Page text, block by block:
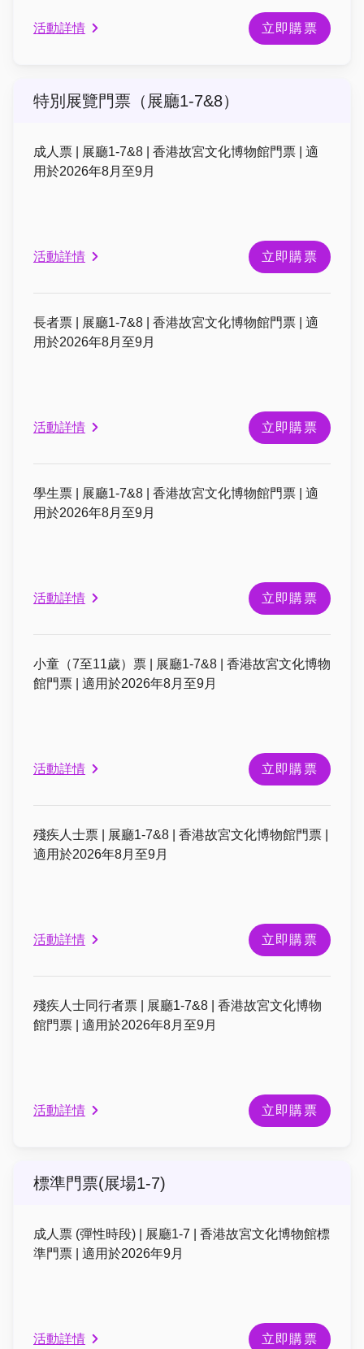
活動詳情 立即購票
特別展覽門票（展廳1-7&8）
成人票 | 展廳1-7&8 | 香港故宮文化博物館門票 | 適
用於2026年8月至9月
活動詳情 立即購票
長者票 | 展廳1-7&8 | 香港故宮文化博物館門票 | 適
用於2026年8月至9月
活動詳情 立即購票
學生票 | 展廳1-7&8 | 香港故宮文化博物館門票 | 適
用於2026年8月至9月
活動詳情 立即購票
小童（7至11歲）票 | 展廳1-7&8 | 香港故宮文化博物
館門票 | 適用於2026年8月至9月
活動詳情 立即購票
殘疾人士票 | 展廳1-7&8 | 香港故宮文化博物館門票 |
適用於2026年8月至9月
活動詳情 立即購票
殘疾人士同行者票 | 展廳1-7&8 | 香港故宮文化博物
館門票 | 適用於2026年8月至9月
活動詳情 立即購票
標準門票(展場1-7)
成人票 (彈性時段) | 展廳1-7 | 香港故宮文化博物館標
準門票 | 適用於2026年9月
活動詳情 立即購票